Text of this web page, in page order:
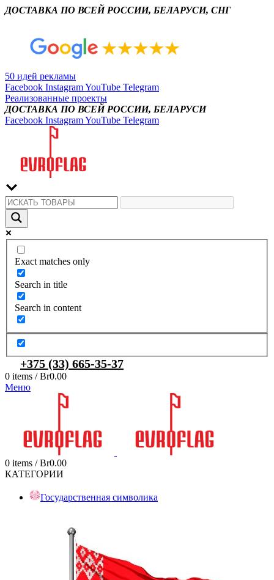
ДОСТАВКА ПО ВСЕЙ РОССИИ, БЕЛАРУСИ, СНГ
50 идей рекламы
Facebook InstagramYouTube Telegram
Реализованные проекты
ДОСТАВКА ПО ВСЕЙ РОССИИ, БЕЛАРУСИ
Facebook InstagramYouTube Telegram
Exact matches only
Search in title
Search in content
+375 (33) 665-35-37
0 items / Br0.00
Меню
0 items / Br0.00
КАТЕГОРИИ
Государственная символика